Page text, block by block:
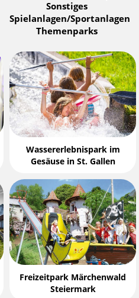
Sonstiges
Spielanlagen/Sportanlagen
Themenparks
Wassererlebnispark im
Gesäuse in St. Gallen
Freizeitpark Märchenwald
Steiermark